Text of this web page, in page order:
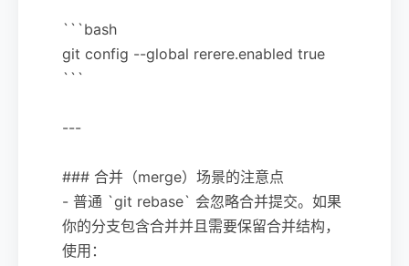
```bash
git config --global rerere.enabled true
```
---
### 合并（merge）场景的注意点
- 普通 `git rebase` 会忽略合并提交。如果
你的分支包含合并并且需要保留合并结构，
使用：